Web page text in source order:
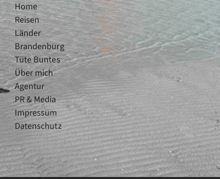
Home
Reisen
Länder
Brandenburg
Tüte Buntes
Über mich
Agentur
PR & Media
Impressum
Datenschutz